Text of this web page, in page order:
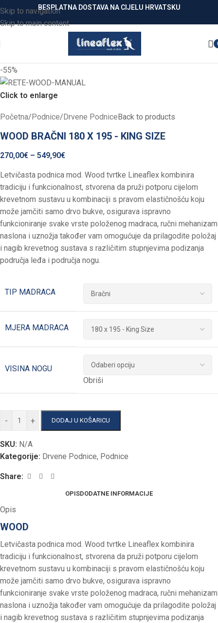
Skip to navigation
Skip to main content
BESPLATNA DOSTAVA NA CIJELU HRVATSKU
-55%
Click to enlarge
Početna/ Podnice/ Drvene Podnice Back to products
WOOD BRAČNI 180 X 195 - KING SIZE
270,00€ – 549,90€
Letvičasta podnica mod. Wood tvrtke Lineaflex kombinira
tradiciju i funkcionalnost, stvorena da pruži potporu cijelom
krevetnom sustavu u kombinaciji s pravom elastičnošću koju
može jamčiti samo drvo bukve, osigurava ispravno
funkcioniranje svake vrste položenog madraca, ručni mehanizam
naslona i uznožja također vam omogućuje da prilagodite položaj
i nagib krevetnog sustava s različitim stupnjevima podizanja
područja leđa i područja nogu.
TIP MADRACA
MJERA MADRACA
VISINA NOGU
Obriši
- + DODAJ U KOŠARICU
SKU: N/A
Kategorije: Drvene Podnice, Podnice
Share:
OPISDODATNE INFORMACIJE
Opis
WOOD
Letvičasta podnica mod. Wood tvrtke Lineaflex kombinira
tradiciju i funkcionalnost, stvorena da pruži potporu cijelom
krevetnom sustavu u kombinaciji s pravom elastičnošću koju
može jamčiti samo drvo bukve, osigurava ispravno
funkcioniranje svake vrste položenog madraca, ručni mehanizam
naslona i uznožja također vam omogućuje da prilagodite položaj
i nagib krevetnog sustava s različitim stupnjevima podizanja